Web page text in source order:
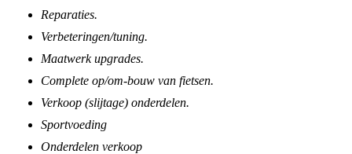
Reparaties.
Verbeteringen/tuning.
Maatwerk upgrades.
Complete op/om-bouw van fietsen.
Verkoop (slijtage) onderdelen.
Sportvoeding
Onderdelen verkoop